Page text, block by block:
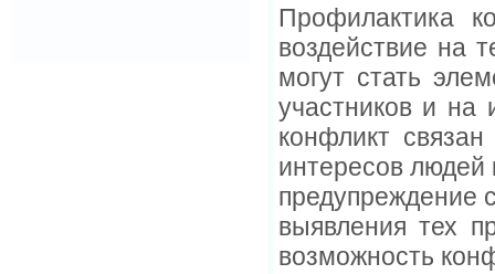
Профилактика
воздействие на
могут стать
участников и на
конфликт
интересов людей
предупреждение
выявления тех
возможность